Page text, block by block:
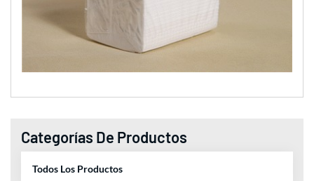
Categorías De Productos
Todos Los Productos